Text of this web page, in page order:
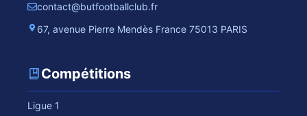
contact@butfootballclub.fr
67, avenue Pierre Mendès France 75013 PARIS
Compétitions
Ligue 1